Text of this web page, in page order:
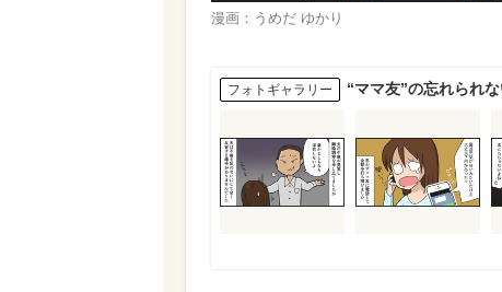
漫画：うめだ ゆかり
フォトギャラリー “ママ友”の忘れられ